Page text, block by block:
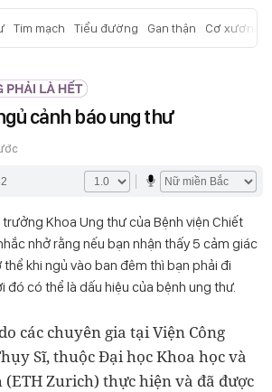
Tim mạch Tiểu đường Gan thận Cơ xương
cảnh báo ung thư
Khoa Ung thư của Bệnh viện Chiết
nhở rằng nếu bạn nhận thấy 5 cảm giác
khi ngủ vào ban đêm thì bạn phải đi
đó có thể là dấu hiệu của bệnh ung thư.
các chuyên gia tại Viện Công
Sĩ, thuộc Đại học Khoa học và
Zurich) thực hiện và đã được